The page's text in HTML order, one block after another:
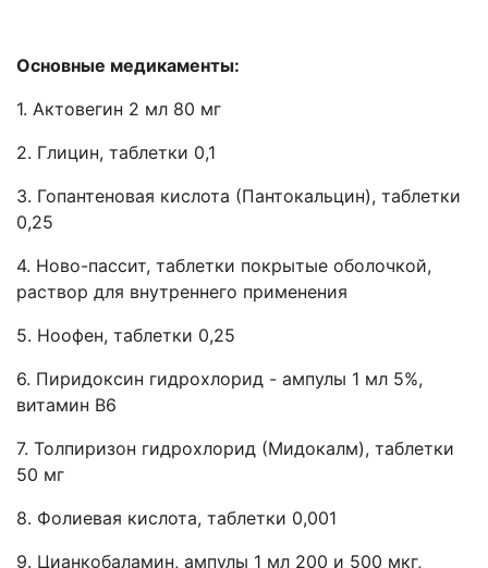
Основные медикаменты:
1. Актовегин 2 мл 80 мг
2. Глицин, таблетки 0,1
3. Гопантеновая кислота (Пантокальцин), таблетки
0,25
4. Ново-пассит, таблетки покрытые оболочкой,
раствор для внутреннего применения
5. Ноофен, таблетки 0,25
6. Пиридоксин гидрохлорид - ампулы 1 мл 5%,
витамин В6
7. Толпиризон гидрохлорид (Мидокалм), таблетки
50 мг
8. Фолиевая кислота, таблетки 0,001
9. Цианкобаламин, ампулы 1 мл 200 и 500 мкг,